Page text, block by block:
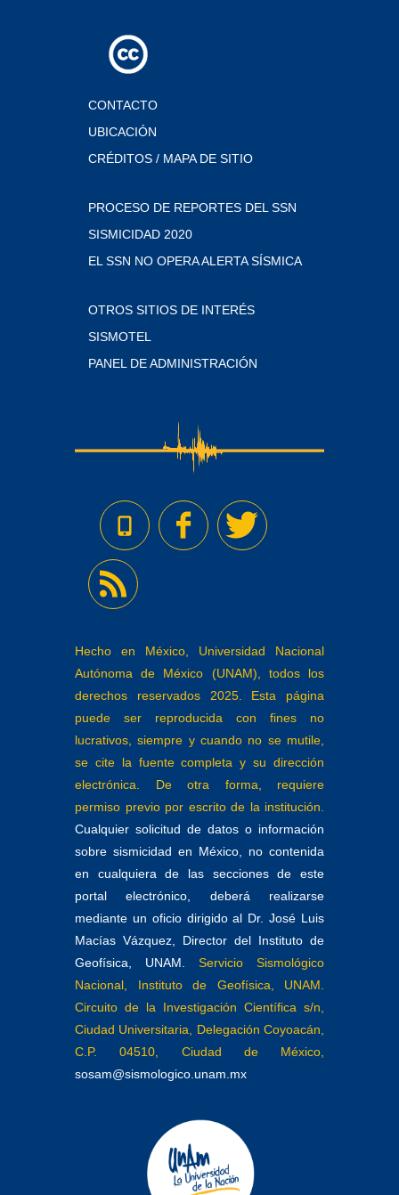
CONTACTO
UBICACIÓN
CRÉDITOS / MAPA DE SITIO
PROCESO DE REPORTES DEL SSN
SISMICIDAD 2020
EL SSN NO OPERA ALERTA SÍSMICA
OTROS SITIOS DE INTERÉS
SISMOTEL
PANEL DE ADMINISTRACIÓN
Hecho en México, Universidad Nacional
Autónoma de México (UNAM), todos los
derechos reservados 2025. Esta página
puede ser reproducida con fines no
lucrativos, siempre y cuando no se mutile,
se cite la fuente completa y su dirección
electrónica. De otra forma, requiere
permiso previo por escrito de la institución.
Cualquier solicitud de datos o información
sobre sismicidad en México, no contenida
en cualquiera de las secciones de este
portal electrónico, deberá realizarse
mediante un oficio dirigido al Dr. José Luis
Macías Vázquez, Director del Instituto de
Geofísica, UNAM.
Servicio Sismológico
Nacional, Instituto de Geofísica, UNAM.
Circuito de la Investigación Científica s/n,
Ciudad Universitaria, Delegación Coyoacán,
C.P. 04510, Ciudad de México,
sosam@sismologico.unam.mx